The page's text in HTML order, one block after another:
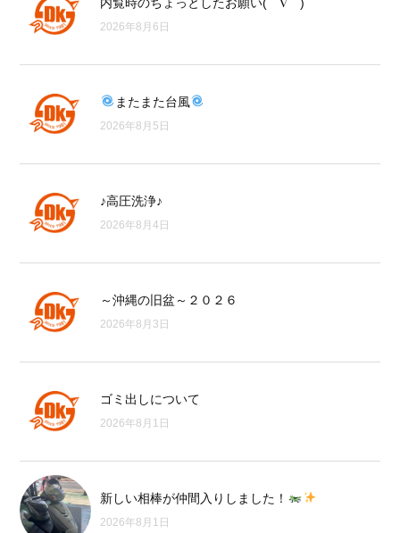
2026年8月6日
またまた台風
2026年8月5日
♪高圧洗浄♪
2026年8月4日
～沖縄の旧盆～２０２６
2026年8月3日
ゴミ出しについて
2026年8月1日
新しい相棒が仲間入りしました！
2026年8月1日